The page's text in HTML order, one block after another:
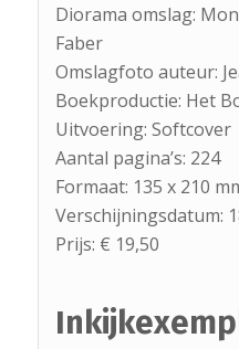
Diorama omslag:
Faber
Omslagfoto auteur:
Boekproductie: Het
Uitvoering: Softcover
Aantal pagina’s: 224
Formaat: 135 x 210
Verschijningsdatum:
Prijs: € 19,50